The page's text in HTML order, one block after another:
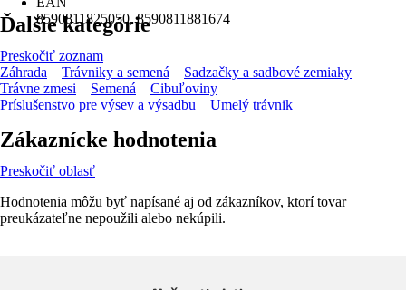
8590811825050, 8590811881674
Ďalšie kategórie
Preskočiť zoznam
Záhrada
Trávniky a semená
Sadzačky a sadbové zemiaky
Trávne zmesi
Semená
Cibuľoviny
Príslušenstvo pre výsev a výsadbu
Umelý trávnik
Zákaznícke hodnotenia
Preskočiť oblasť
Hodnotenia môžu byť napísané aj od zákazníkov, ktorí tovar
preukázateľne nepoužili alebo nekúpili.